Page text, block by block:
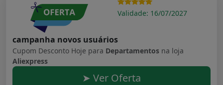
Validade: 16/07/2027
campanha novos usuários
Cupom Desconto Hoje para Departamentos na loja
Aliexpress
➤ Ver Oferta